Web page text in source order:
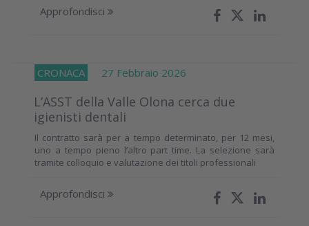
Approfondisci
CRONACA 27 Febbraio 2026
L’ASST della Valle Olona cerca due
igienisti dentali
Il contratto sarà per a tempo determinato, per 12 mesi,
uno a tempo pieno l’altro part time. La selezione sarà
tramite colloquio e valutazione dei titoli professionali
Approfondisci